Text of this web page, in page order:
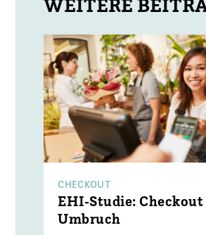
CHECKOUT
EHI-Studie:
Umbruch